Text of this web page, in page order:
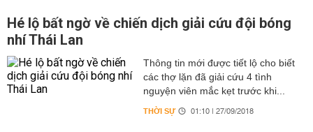
Hé lộ bất ngờ về chiến dịch giải cứu đội bóng
nhí Thái Lan
Thông tin mới được tiết lộ cho biết
các thợ lặn đã giải cứu 4 tình
nguyện viên mắc kẹt trước khi...
THỜI SỰ 01:10 | 27/09/2018